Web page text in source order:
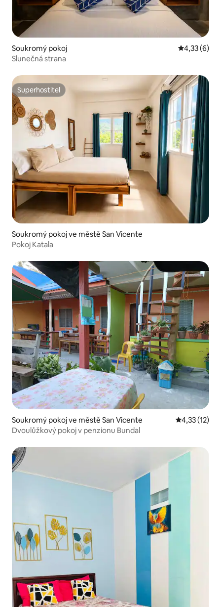
Soukromý pokoj Průměrné
4,33 (6)
Slunečná strana
Superhostitel
Superhostitel
Soukromý pokoj ve městě San Vicente
Pokoj Katala
Soukromý pokoj ve městě San Vicente Průměrné
4,33 (12)
Dvoulůžkový pokoj v penzionu Bundal